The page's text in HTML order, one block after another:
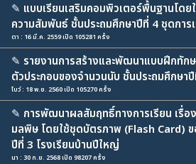
✎ แบบเรียนเสริมคอมพิวเตอร์พื้นฐานโด
ความสัมพันธ์ ชั้นประถมศึกษาปีที่ 4 ชุดการ
ตา : 16 มี.ค. 2559 เปิด 105281 ครั้ง
✎ รายงานการสร้างและพัฒนาแบบฝึกทัก
ตัวประกอบของจำนวนนับ ชั้นประถมศึกษา
โบว์ : 18 พ.ย. 2560 เปิด 105270 ครั้ง
✎ การพัฒนาผลสัมฤทธิ์ทางการเรียน เรื่อ
มลพิษ โดยใช้ชุดบัตรภาพ (Flash Card)
ปีที่ 3 โรงเรียนบ้านปีใหญ่
นา : 30 ก.ย. 2568 เปิด 98207 ครั้ง